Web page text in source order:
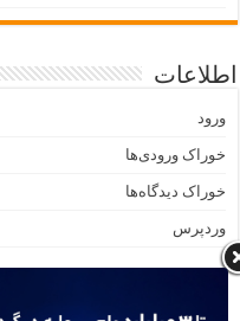
اطلاعات
ورود
خوراک ورودی‌ها
خوراک دیدگاه‌ها
وردپرس